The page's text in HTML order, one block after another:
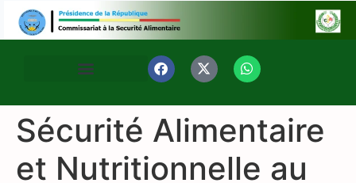
Sécurité Alimentaire
et Nutritionnelle au